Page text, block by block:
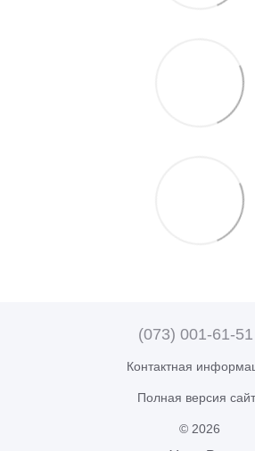
(073) 001-61-51
Контактная
Полная версия
© 2026